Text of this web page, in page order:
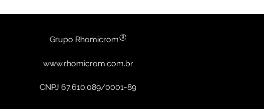
Grupo Rhomicrom®
www.rhomicrom.com.br
CNPJ 67.610.089/0001-89